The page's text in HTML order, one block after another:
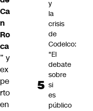
Ca
n
Ro
ca
” y
ex
pe
rto
en
y
la
crisis
de
Codelco:
"El
debate
sobre
si
es
público